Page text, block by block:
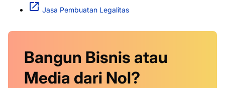
Jasa Pembuatan Legalitas
Bangun Bisnis atau
Media dari Nol?